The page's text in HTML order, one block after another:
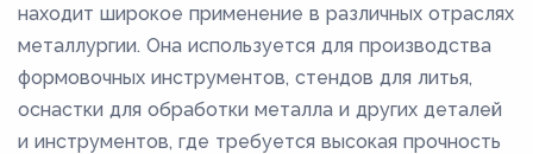
находит широкое применение в различных отраслях
металлургии. Она используется для производства
формовочных инструментов, стендов для литья,
оснастки для обработки металла и других деталей
и инструментов, где требуется высокая прочность